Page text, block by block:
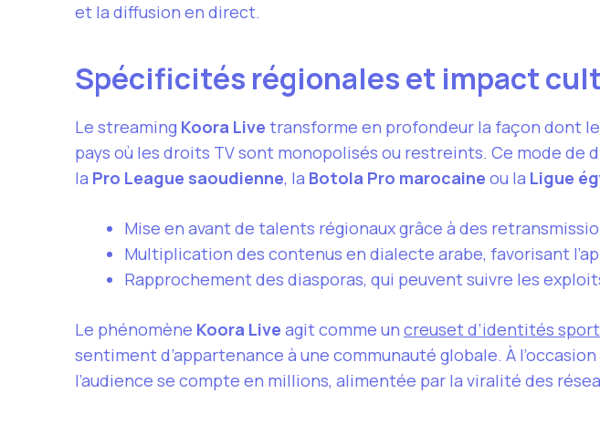
et la diffusion en direct.
Spécificités régionales et impact
Le streaming Koora Live transforme en profondeur la façon dont
pays où les droits TV sont monopolisés ou restreints. Ce mode de
la Pro League saoudienne, la Botola Pro marocaine ou la Ligue
Mise en avant de talents régionaux grâce à des
Multiplication des contenus en dialecte arabe, favorisant
Rapprochement des diasporas, qui peuvent suivre les
Le phénomène Koora Live agit comme un creuset d’identités
sentiment d’appartenance à une communauté globale. À
l’audience se compte en millions, alimentée par la viralité des